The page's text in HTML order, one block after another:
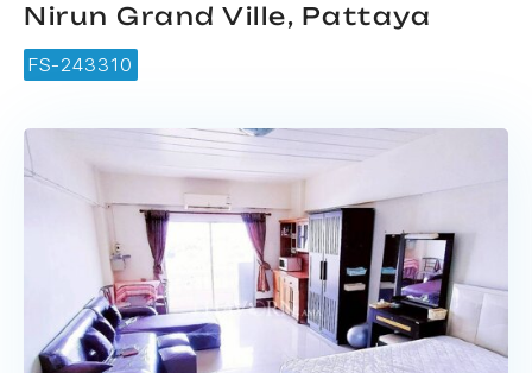
Nirun Grand Ville, Pattaya
FS-243310